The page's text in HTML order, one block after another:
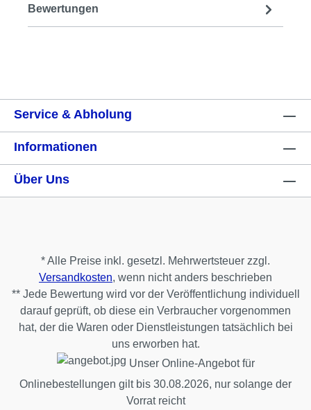
Bewertungen
Service & Abholung
Informationen
Über Uns
* Alle Preise inkl. gesetzl. Mehrwertsteuer zzgl.
Versandkosten, wenn nicht anders beschrieben
** Jede Bewertung wird vor der Veröffentlichung individuell
darauf geprüft, ob diese ein Verbraucher vorgenommen
hat, der die Waren oder Dienstleistungen tatsächlich bei
uns erworben hat.
Unser Online-Angebot für
Onlinebestellungen gilt bis 30.08.2026, nur solange der
Vorrat reicht